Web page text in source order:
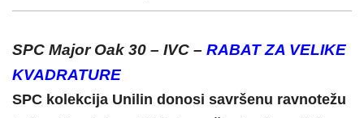
SPC Major Oak 30 – IVC – RABAT ZA VELIKE
KVADRATURE
SPC kolekcija Unilin donosi savršenu ravnotežu